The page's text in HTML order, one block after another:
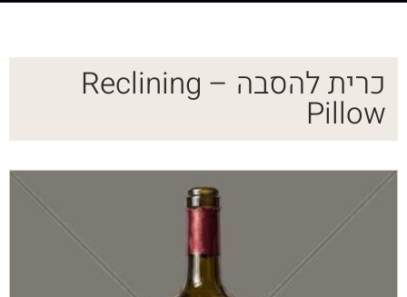
כרית להסבה – Reclining
Pillow